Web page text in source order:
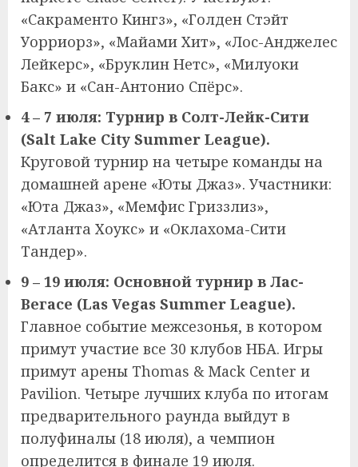
«Сакраменто Кингз», «Голден Стэйт
Уорриорз», «Майами Хит», «Лос-Анджелес
Лейкерс», «Бруклин Нетс», «Милуоки
Бакс» и «Сан-Антонио Спёрс».
4 – 7 июля: Турнир в Солт-Лейк-Сити
(Salt Lake City Summer League).
Круговой турнир на четыре команды на
домашней арене «Юты Джаз». Участники:
«Юта Джаз», «Мемфис Гриззлиз»,
«Атланта Хоукс» и «Оклахома-Сити
Тандер».
9 – 19 июля: Основной турнир в Лас-
Вегасе (Las Vegas Summer League).
Главное событие межсезонья, в котором
примут участие все 30 клубов НБА. Игры
примут арены Thomas & Mack Center и
Pavilion. Четыре лучших клуба по итогам
предварительного раунда выйдут в
полуфиналы (18 июля), а чемпион
определится в финале 19 июля.